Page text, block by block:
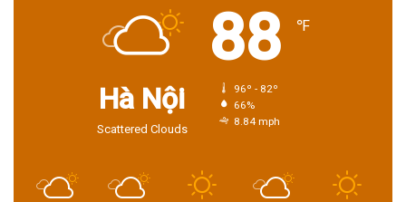
Hà Nội
Scattered Clouds
88 ℉
96º - 82º
66%
8.84 mph